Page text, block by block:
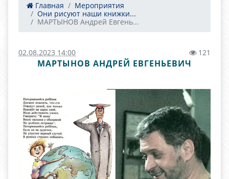
Главная
Мероприятия
Они рисуют наши книжки...
МАРТЫНОВ Андрей Евгень...
02.08.2023 14:00 121
МАРТЫНОВ АНДРЕЙ ЕВГЕНЬЕВИЧ